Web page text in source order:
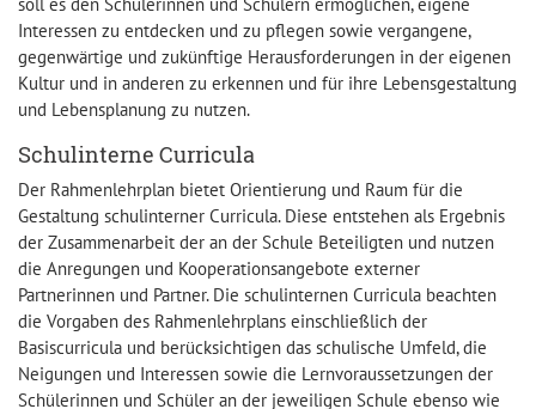
Interessen zu entdecken und zu pflegen sowie vergangene,
gegenwärtige und zukünftige Herausforderungen in der eigenen
Kultur und in anderen zu erkennen und für ihre Lebensgestaltung
und Lebensplanung zu nutzen.
Schulinterne Curricula
Der Rahmenlehrplan bietet Orientierung und Raum für die
Gestaltung schulinterner Curricula. Diese entstehen als Ergebnis
der Zusammenarbeit der an der Schule Beteiligten und nutzen
die Anregungen und Kooperationsangebote externer
Partnerinnen und Partner. Die schulinternen Curricula beachten
die Vorgaben des Rahmenlehrplans einschließlich der
Basiscurricula und berücksichtigen das schulische Umfeld, die
Neigungen und Interessen sowie die Lernvoraussetzungen der
Schülerinnen und Schüler an der jeweiligen Schule ebenso wie